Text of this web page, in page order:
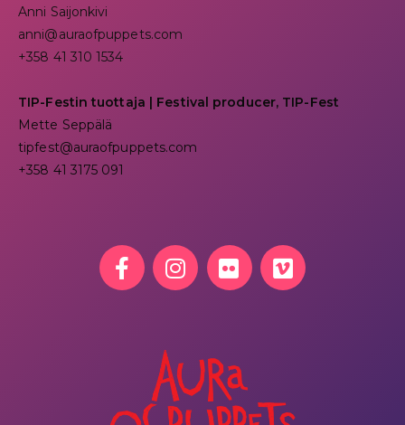
Anni Saijonkivi
anni@auraofpuppets.com
+358 41 310 1534
TIP-Festin tuottaja | Festival producer, TIP-Fest
Mette Seppälä
tipfest@auraofpuppets.com
+358 41 3175 091